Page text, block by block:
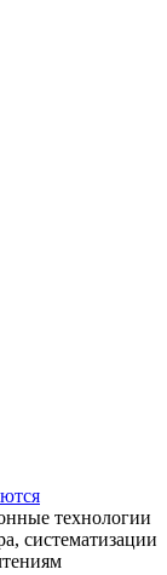
технологии
систематизации